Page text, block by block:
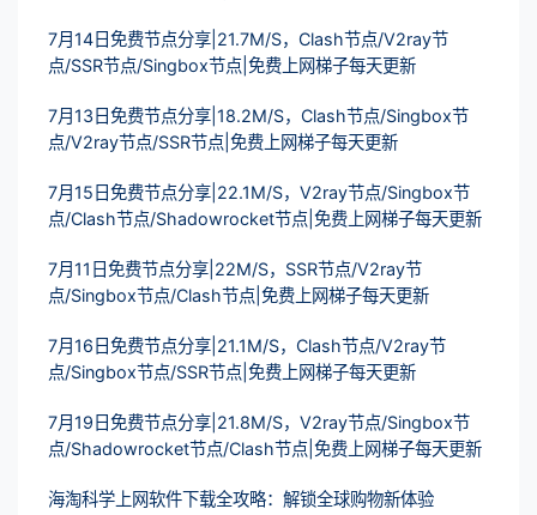
7月14日免费节点分享|21.7M/S，Clash节点/V2ray节
点/SSR节点/Singbox节点|免费上网梯子每天更新
7月13日免费节点分享|18.2M/S，Clash节点/Singbox节
点/V2ray节点/SSR节点|免费上网梯子每天更新
7月15日免费节点分享|22.1M/S，V2ray节点/Singbox节
点/Clash节点/Shadowrocket节点|免费上网梯子每天更新
7月11日免费节点分享|22M/S，SSR节点/V2ray节
点/Singbox节点/Clash节点|免费上网梯子每天更新
7月16日免费节点分享|21.1M/S，Clash节点/V2ray节
点/Singbox节点/SSR节点|免费上网梯子每天更新
7月19日免费节点分享|21.8M/S，V2ray节点/Singbox节
点/Shadowrocket节点/Clash节点|免费上网梯子每天更新
海淘科学上网软件下载全攻略：解锁全球购物新体验